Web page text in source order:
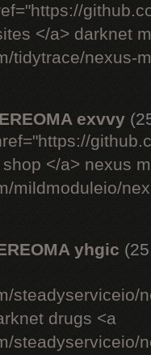
</a> darknet
tidytrace/nexus-
exvvy
</a> nexus
mildmoduleio/
yhgic
steadyserviceio/
drugs <a
steadyserviceio/